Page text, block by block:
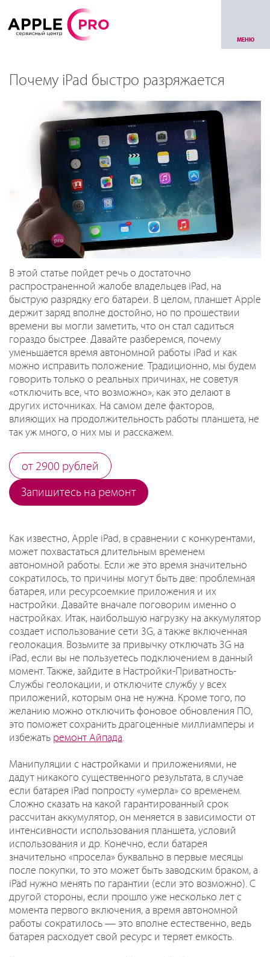
МЕНЮ
Почему iPad быстро разряжается
В этой статье пойдет речь о достаточно
распространенной жалобе владельцев iPad, на
быструю разрядку его батареи. В целом, планшет Apple
держит заряд вполне достойно, но по прошествии
времени вы могли заметить, что он стал садиться
гораздо быстрее. Давайте разберемся, почему
уменьшается время автономной работы iPad и как
можно исправить положение. Традиционно, мы будем
говорить только о реальных причинах, не советуя
«отключить все, что возможно», как это делают в
других источниках. На самом деле факторов,
влияющих на продолжительность работы планшета, не
так уж много, о них мы и расскажем.
от 2900 рублей
Запишитесь на ремонт
Как известно, Apple iPad, в сравнении с конкурентами,
может похвастаться длительным временем
автономной работы. Если же это время значительно
сократилось, то причины могут быть две: проблемная
батарея, или ресурсоемкие приложения и их
настройки. Давайте вначале поговорим именно о
настройках. Итак, наибольшую нагрузку на аккумулятор
создает использование сети 3G, а также включенная
геолокация. Возьмите за привычку отключать 3G на
iPad, если вы не пользуетесь подключением в данный
момент. Также, зайдите в Настройки-Приватность-
Службы геолокации, и отключите службу у всех
приложений, которым она не нужна. Кроме того, по
желанию можно отключить фоновое обновления ПО,
это поможет сохранить драгоценные миллиамперы и
избежать ремонт Айпада.
Манипуляции с настройками и приложениями, не
дадут никакого существенного результата, в случае
если батарея iPad попросту «умерла» со временем.
Сложно сказать на какой гарантированный срок
рассчитан аккумулятор, он меняется в зависимости от
интенсивности использования планшета, условий
использования и др. Конечно, если батарея
значительно «просела» буквально в первые месяцы
после покупки, то это может быть заводским браком, а
iPad нужно менять по гарантии (если это возможно). С
другой стороны, если прошло уже несколько лет с
момента первого включения, а время автономной
работы сократилось — это вполне естественно, ведь
батарея расходует свой ресурс и теряет емкость.